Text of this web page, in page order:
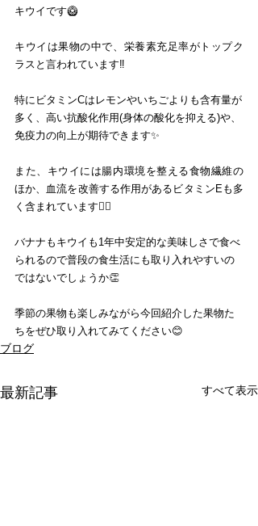
キウイです🥝
キウイは果物の中で、栄養素充足率がトップク
ラスと言われています‼️
特にビタミンCはレモンやいちごよりも含有量が
多く、高い抗酸化作用(身体の酸化を抑える)や、
免疫力の向上が期待できます✨
また、キウイには腸内環境を整える食物繊維の
ほか、血流を改善する作用があるビタミンEも多
く含まれています🙆‍♂️
バナナもキウイも1年中安定的な美味しさで食べ
られるので普段の食生活にも取り入れやすいの
ではないでしょうか👏
季節の果物も楽しみながら今回紹介した果物た
ちをぜひ取り入れてみてください😊
ブログ
最新記事 すべて表示